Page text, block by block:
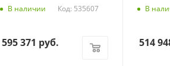
В наличии Код: 535607
595 371 руб.
В
514